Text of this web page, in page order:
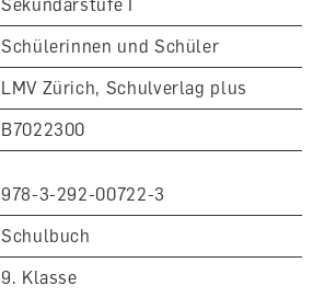
Sekundarstufe I
Schülerinnen und Schüler
LMV Zürich, Schulverlag plus
B7022300
978-3-292-00722-3
Schulbuch
9. Klasse